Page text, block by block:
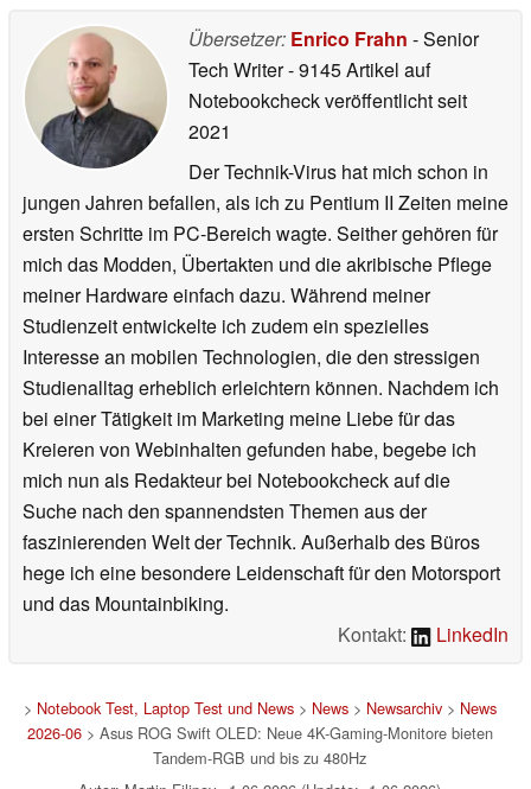
Übersetzer: Enrico Frahn - Senior
Tech Writer- 9145 Artikel auf
Notebookcheck veröffentlichtseit
2021
Der Technik-Virus hat mich schon in
jungen Jahren befallen, als ich zu Pentium II Zeiten meine
ersten Schritte im PC-Bereich wagte. Seither gehören für
mich das Modden, Übertakten und die akribische Pflege
meiner Hardware einfach dazu. Während meiner
Studienzeit entwickelte ich zudem ein spezielles
Interesse an mobilen Technologien, die den stressigen
Studienalltag erheblich erleichtern können. Nachdem ich
bei einer Tätigkeit im Marketing meine Liebe für das
Kreieren von Webinhalten gefunden habe, begebe ich
mich nun als Redakteur bei Notebookcheck auf die
Suche nach den spannendsten Themen aus der
faszinierenden Welt der Technik. Außerhalb des Büros
hege ich eine besondere Leidenschaft für den Motorsport
und das Mountainbiking.
Kontakt:
LinkedIn
> Notebook Test, Laptop Test und News> News> Newsarchiv> News
2026-06> Asus ROG Swift OLED: Neue 4K-Gaming-Monitore bieten
Tandem-RGB und bis zu 480Hz